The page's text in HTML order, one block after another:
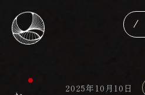
2025年10月10日